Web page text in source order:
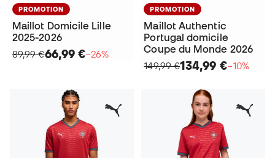
PROMOTION
Maillot Domicile Lille
2025-2026
89,99 €66,99 €−26%
PROMOTION
Maillot Authentic
Portugal domicile
Coupe du Monde 2026
149,99 €134,99 €−10%